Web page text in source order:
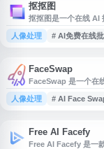
抠抠图
抠抠图是一个在线 AI
户无需安装软件或具
主体与边缘，适用于
人像处理 # AI免费在线
FaceSwap
FaceSwap 是一个在
脸部混合和脸部替换
Face Swap、Face
人像处理 # AI Face
Free AI Facefy
Free AI Facefy 是一